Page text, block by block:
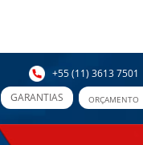
+55 (11) 3613 7501
GARANTIAS
ORÇAMENTO